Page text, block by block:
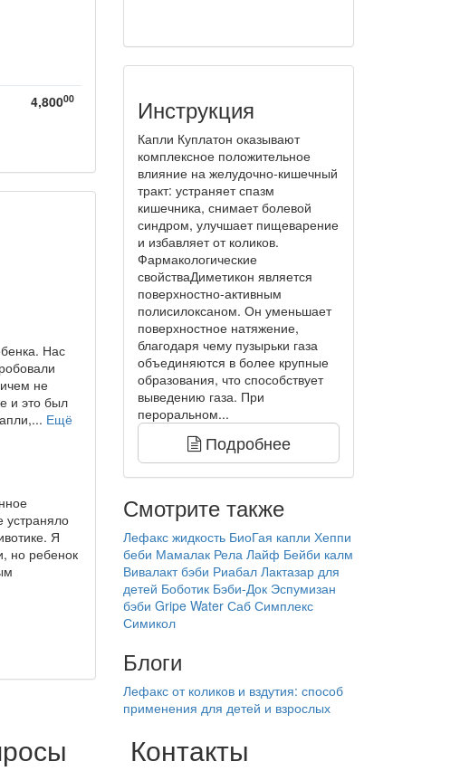
4,80000
Нас
не
и это был
Ещё
устраняло
Я
но ребенок
Инструкция
Капли Куплатон оказывают
комплексное положительное
влияние на желудочно-кишечный
тракт: устраняет спазм
кишечника, снимает болевой
синдром, улучшает пищеварение
и избавляет от коликов.
Фармакологические
свойстваДиметикон является
поверхностно-активным
полисилоксаном. Он уменьшает
поверхностное натяжение,
благодаря чему пузырьки газа
объединяются в более крупные
образования, что способствует
выведению газа. При
пероральном...
Подробнее
Смотрите также
Лефакс жидкость БиоГая капли Хеппи
беби Мамалак Рела Лайф Бейби калм
Вивалакт бэби Риабал Лактазар для
детей Боботик Бэби-Док Эспумизан
бэби Gripe Water Саб Симплекс
Симикол
Блоги
Лефакс от коликов и вздутия: способ
применения для детей и взрослых
Контакты